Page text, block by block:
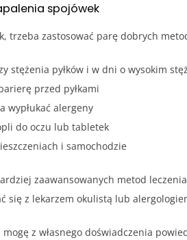
spojówek
trzeba zastosować parę dobrych
stężenia pyłków i w dni o wysokim
przed pyłkami
wypłukać alergeny
do oczu lub tabletek
i samochodzie
zaawansowanych metod
się z lekarzem okulistą lub
z własnego doświadczenia